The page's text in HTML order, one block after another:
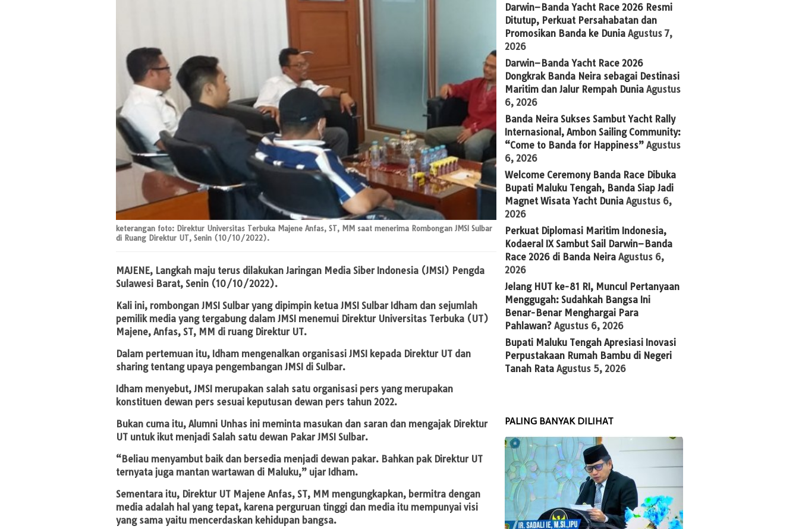
keterangan foto: Direktur Universitas Terbuka Majene Anfas, ST, MM saat menerima Rombongan JMSI Sulbar
di Ruang Direktur UT, Senin (10/10/2022).
MAJENE, Langkah maju terus dilakukan Jaringan Media Siber Indonesia (JMSI) Pengda
Sulawesi Barat, Senin (10/10/2022).
Kali ini, rombongan JMSI Sulbar yang dipimpin ketua JMSI Sulbar Idham dan sejumlah
pemilik media yang tergabung dalam JMSI menemui Direktur Universitas Terbuka (UT)
Majene, Anfas, ST, MM di ruang Direktur UT.
Dalam pertemuan itu, Idham mengenalkan organisasi JMSI kepada Direktur UT dan
sharing tentang upaya pengembangan JMSI di Sulbar.
Idham menyebut, JMSI merupakan salah satu organisasi pers yang merupakan
konstituen dewan pers sesuai keputusan dewan pers tahun 2022.
Bukan cuma itu, Alumni Unhas ini meminta masukan dan saran dan mengajak Direktur
UT untuk ikut menjadi Salah satu dewan Pakar JMSI Sulbar.
“Beliau menyambut baik dan bersedia menjadi dewan pakar. Bahkan pak Direktur UT
ternyata juga mantan wartawan di Maluku,” ujar Idham.
Sementara itu, Direktur UT Majene Anfas, ST, MM mengungkapkan, bermitra dengan
media adalah hal yang tepat, karena perguruan tinggi dan media itu mempunyai visi
yang sama yaitu mencerdaskan kehidupan bangsa.
Darwin–Banda Yacht Race 2026 Resmi
Ditutup, Perkuat Persahabatan dan
Promosikan Banda ke Dunia Agustus 7,
2026
Darwin–Banda Yacht Race 2026
Dongkrak Banda Neira sebagai Destinasi
Maritim dan Jalur Rempah Dunia Agustus
6, 2026
Banda Neira Sukses Sambut Yacht Rally
Internasional, Ambon Sailing Community:
“Come to Banda for Happiness” Agustus
6, 2026
Welcome Ceremony Banda Race Dibuka
Bupati Maluku Tengah, Banda Siap Jadi
Magnet Wisata Yacht Dunia Agustus 6,
2026
Perkuat Diplomasi Maritim Indonesia,
Kodaeral IX Sambut Sail Darwin–Banda
Race 2026 di Banda Neira Agustus 6,
2026
Jelang HUT ke-81 RI, Muncul Pertanyaan
Menggugah: Sudahkah Bangsa Ini
Benar-Benar Menghargai Para
Pahlawan? Agustus 6, 2026
Bupati Maluku Tengah Apresiasi Inovasi
Perpustakaan Rumah Bambu di Negeri
Tanah Rata Agustus 5, 2026
PALING BANYAK DILIHAT